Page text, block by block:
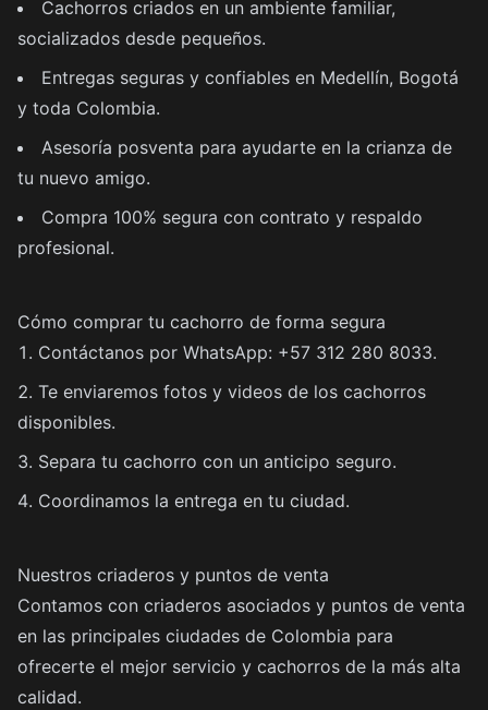
Cachorros criados en un ambiente familiar,
socializados desde pequeños.
Entregas seguras y confiables en Medellín, Bogotá
y toda Colombia.
Asesoría posventa para ayudarte en la crianza de
tu nuevo amigo.
Compra 100% segura con contrato y respaldo
profesional.
Cómo comprar tu cachorro de forma segura
Contáctanos por WhatsApp: +57 312 280 8033.
Te enviaremos fotos y videos de los cachorros
disponibles.
Separa tu cachorro con un anticipo seguro.
Coordinamos la entrega en tu ciudad.
Nuestros criaderos y puntos de venta
Contamos con criaderos asociados y puntos de venta
en las principales ciudades de Colombia para
ofrecerte el mejor servicio y cachorros de la más alta
calidad.